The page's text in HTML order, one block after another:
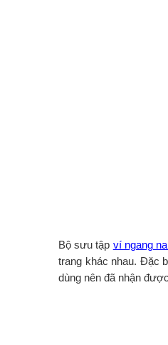
Bộ sưu tập ví ngang
trang khác nhau. Đặc
dùng nên đã nhận